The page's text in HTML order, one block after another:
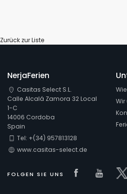
Zurück zur Liste
NerjaFerien
Casitas Select S.L.
Calle Alcalá Zamora 32 Local
1-C
14006 Cordoba
Spain
Tel: +(34) 957813128
www.casitas-select.de
FOLGEN SIE UNS Visit our